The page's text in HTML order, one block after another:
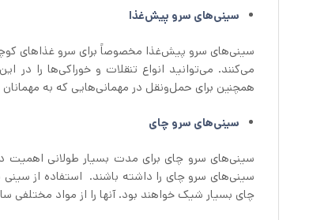
سینی‌های سرو پیش‌غذا
سینی‌های سرو پیش‌غذا مخصوصاً برای سرو غذاهای
می‌کنند. می‌توانید انواع تنقلات و خوراکی‌ها را در
همچنین برای حمل‌ونقل در مهمانی‌هایی که به
سینی‌های سرو چای
سینی‌های سرو چای برای مدت بسیار طولانی اهمیت
سینی‌های سرو چای را داشته باشند. استفاده از
چای بسیار شیک خواهند بود. آنها را از مواد مختلفی